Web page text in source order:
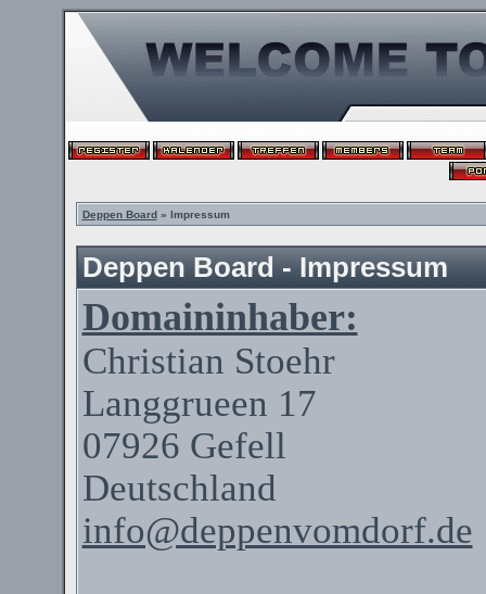
Deppen Board» Impressum
Deppen Board - Impressum
Domaininhaber:
Christian Stoehr
Langgrueen 17
07926 Gefell
Deutschland
info@deppenvomdorf.de